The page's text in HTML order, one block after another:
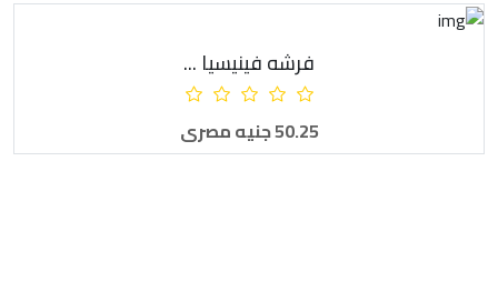
أضف للطلبية
فرشه فينيسيا ...
50.25 جنيه مصرى